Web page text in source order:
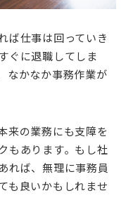
ば仕事は回っていき
ぐに退職してしま
なかなか事務作業が
来の業務にも支障を
もあります。もし社
れば、無理に事務員
も良いかもしれませ